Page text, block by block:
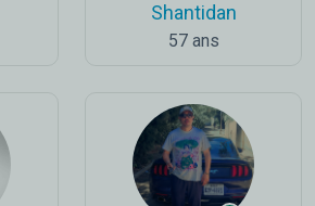
Shantidan
57 ans